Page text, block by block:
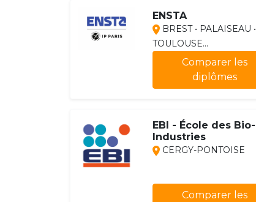
ENSTA
BREST • PALAISEAU •
TOULOUSE...
Comparer les
diplômes
EBI - École des Bio-
Industries
CERGY-PONTOISE
Comparer les